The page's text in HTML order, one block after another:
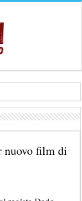
Prostituta” –
e video retribuito
attrici e
Ramazzotti –
nuovo film di